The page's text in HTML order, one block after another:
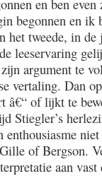
en ben even
begonnen en ik
het tweede, in
leeservaring
argument te
vertaling. Dan
â€“ of lijkt te
Stiegler’s
of Bergson.
aan